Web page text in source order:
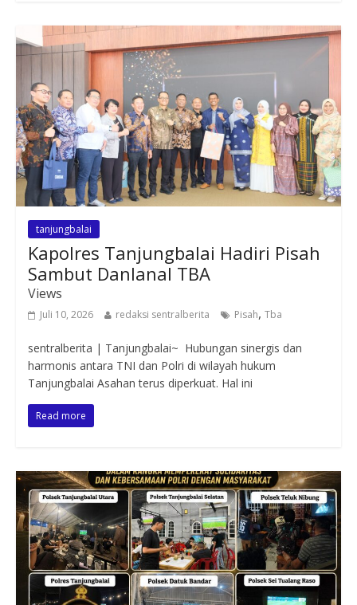
tanjungbalai
Kapolres Tanjungbalai Hadiri Pisah
Sambut Danlanal TBA
Views
Juli 10, 2026 redaksi sentralberita Pisah, Tba
sentralberita | Tanjungbalai~ Hubungan sinergis dan
harmonis antara TNI dan Polri di wilayah hukum
Tanjungbalai Asahan terus diperkuat. Hal ini
Read more